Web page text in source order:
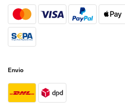
Traduzir
Envio